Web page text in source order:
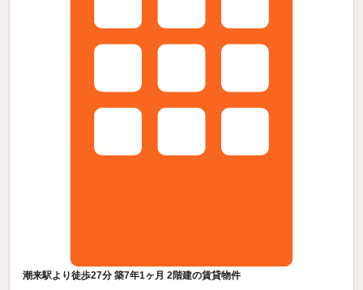
潮来駅より徒歩27分 築7年1ヶ月 2階建の賃貸物件